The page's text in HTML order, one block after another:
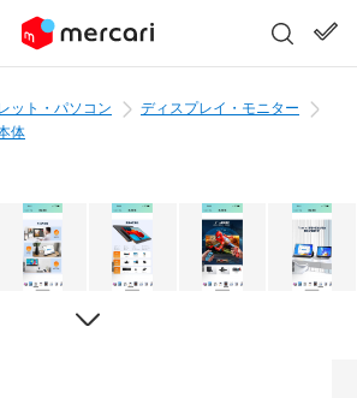
ット・パソコン
ディスプレイ・モニター
体